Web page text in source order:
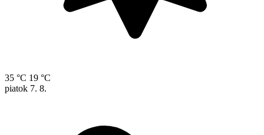
35 °C 19 °C
piatok 7. 8.